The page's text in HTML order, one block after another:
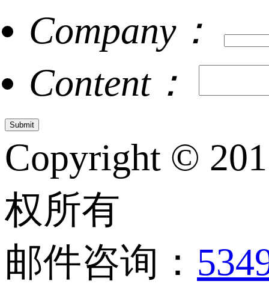
Company：
Content：
Copyright ©
权所有
邮件咨询：